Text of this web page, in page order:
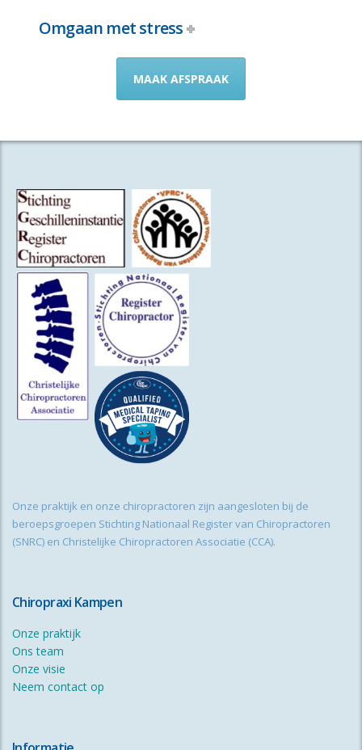
Omgaan met stress
MAAK AFSPRAAK
Onze praktijk en onze chiropractoren zijn aangesloten bij de
beroepsgroepen Stichting Nationaal Register van Chiropractoren
(SNRC) en Christelijke Chiropractoren Associatie (CCA).
Chiropraxi Kampen
Onze praktijk
Ons team
Onze visie
Neem contact op